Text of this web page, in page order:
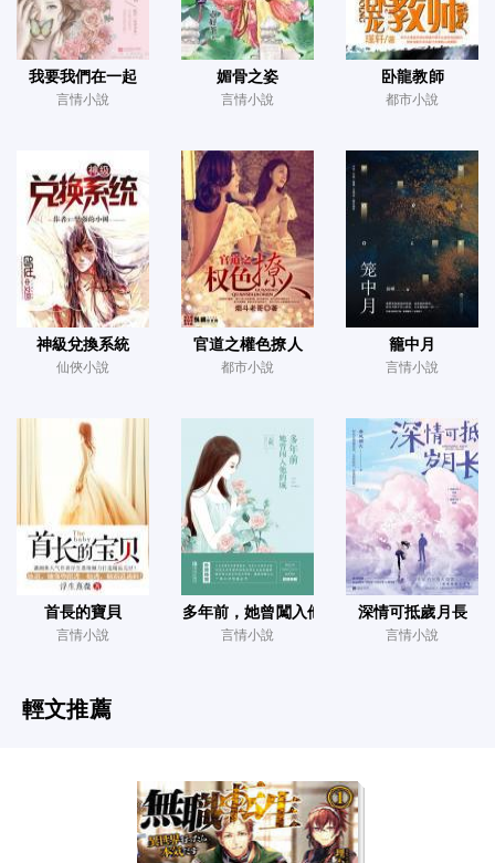
我要我們在一起
言情小說
媚骨之姿
言情小說
卧龍教師
都市小說
神級兌換系統
仙俠小說
官道之權色撩人
都市小說
籠中月
言情小說
首長的寶貝
言情小說
多年前，她曾闖入他的城
言情小說
深情可抵歲月長
言情小說
輕文推薦